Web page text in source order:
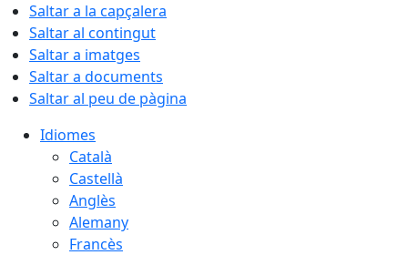
Saltar a la capçalera
Saltar al contingut
Saltar a imatges
Saltar a documents
Saltar al peu de pàgina
Idiomes
Català
Castellà
Anglès
Alemany
Francès